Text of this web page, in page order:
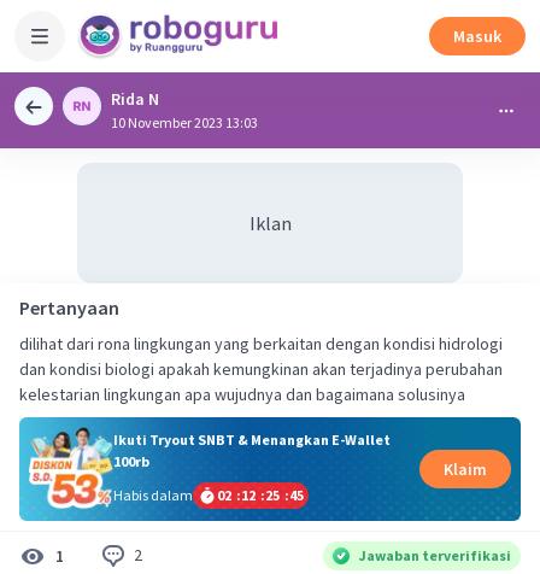
Masuk
Rida N
10 November 2023 13:03
Iklan
Pertanyaan
dilihat dari rona lingkungan yang berkaitan dengan kondisi hidrologi
dan kondisi biologi apakah kemungkinan akan terjadinya perubahan
kelestarian lingkungan apa wujudnya dan bagaimana solusinya
Ikuti Tryout SNBT & Menangkan E-Wallet
100rb
Habis dalam
02 :12 :25 :45
Klaim
1 2 Jawaban terverifikasi